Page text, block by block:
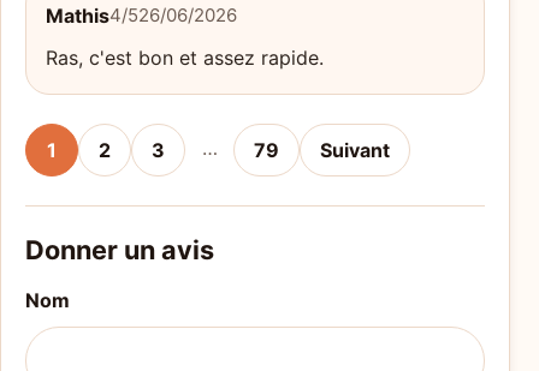
Mathis4/526/06/2026
Ras, c'est bon et assez rapide.
1 2 3 … 79 Suivant
Donner un avis
Nom